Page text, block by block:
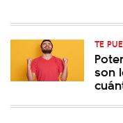
TE
son